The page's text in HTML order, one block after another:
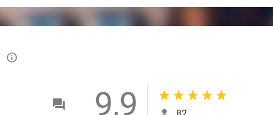
info_outlined
9,9